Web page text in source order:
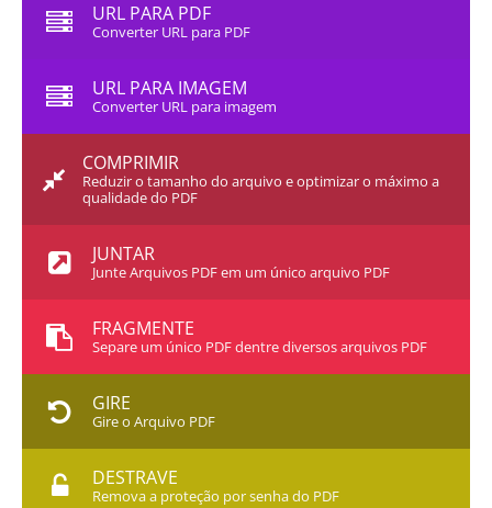
URL PARA PDF
Converter URL para PDF
URL PARA IMAGEM
Converter URL para imagem
COMPRIMIR
Reduzir o tamanho do arquivo e optimizar o máximo a
qualidade do PDF
JUNTAR
Junte Arquivos PDF em um único arquivo PDF
FRAGMENTE
Separe um único PDF dentre diversos arquivos PDF
GIRE
Gire o Arquivo PDF
DESTRAVE
Remova a proteção por senha do PDF